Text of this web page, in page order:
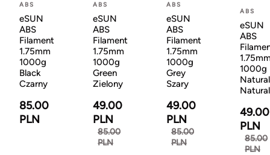
ABS
eSUN
ABS
Filament
1.75mm
1000g
Black
Czarny
85.00
PLN
ABS
eSUN
ABS
Filament
1.75mm
1000g
Green
Zielony
49.00
PLN
85.00
PLN
ABS
eSUN
ABS
Filament
1.75mm
1000g
Grey
Szary
49.00
PLN
85.00
PLN
ABS
eSUN
ABS
1000g
Natural
49.00
PLN
85.00
PLN